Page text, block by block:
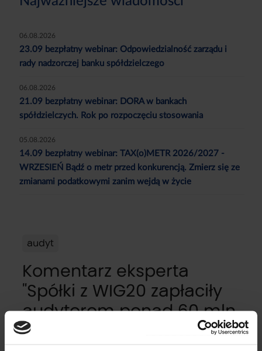
06.08.2026
23.09 bezpłatny webinar: Odpowiedzialność zarządu i
rady nadzorczej banku spółdzielczego
06.08.2026
21.09 bezpłatny webinar: DORA w bankach
spółdzielczych. Rok po rozpoczęciu stosowania
05.08.2026
14.09 bezpłatny webinar: TAX(o)METR 2026/2027 -
WRZESIEŃ Bądź o metr przed konkurencją. Zmierz się ze
zmianami podatkowymi zanim wejdą w życie
audyt
Komentarz eksperta
"Spółki z WIG20 zapłaciły
audytorom ponad 60 mln
zł"